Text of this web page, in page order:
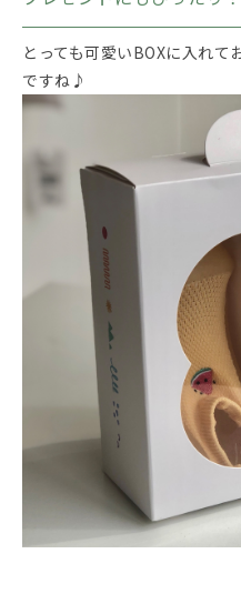
とっても可愛いBOXに入れ
ですね♪